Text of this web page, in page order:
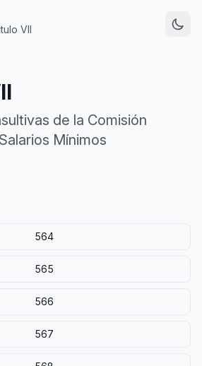
VII
de la Comisión
Mínimos
564
565
566
567